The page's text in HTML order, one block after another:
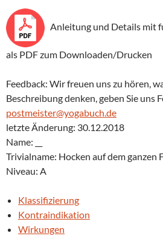
Anleitung und Details mit
als PDF zum Downloaden/Drucken
Feedback: Wir freuen uns zu hören,
Beschreibung denken, geben Sie uns
postmeister@yogabuch.de
letzte Änderung: 30.12.2018
Name: __
Trivialname: Hocken auf dem ganzen
Niveau: A
Klassifizierung
Kontraindikation
Wirkungen